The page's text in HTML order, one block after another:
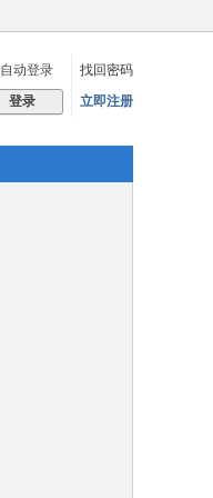
自动登录
找回密码
登录 立即注册